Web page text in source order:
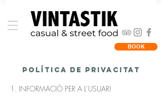
BOOK
Política de PRIVACITAT
1. INFORMACIÓ PER A L’USUARI